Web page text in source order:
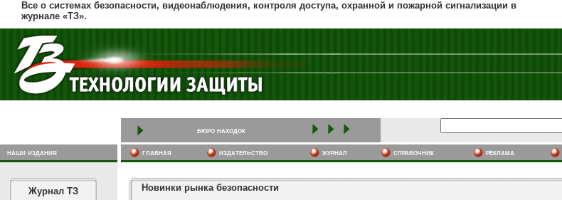
Все о системах безопасности, видеонаблюдения, контроля доступа, охранной и пожарной сигнализации в
журнале «ТЗ».
бюро находок
наши издания главная издательство журнал cправочник реклама
Журнал ТЗ Новинки рынка безопасности